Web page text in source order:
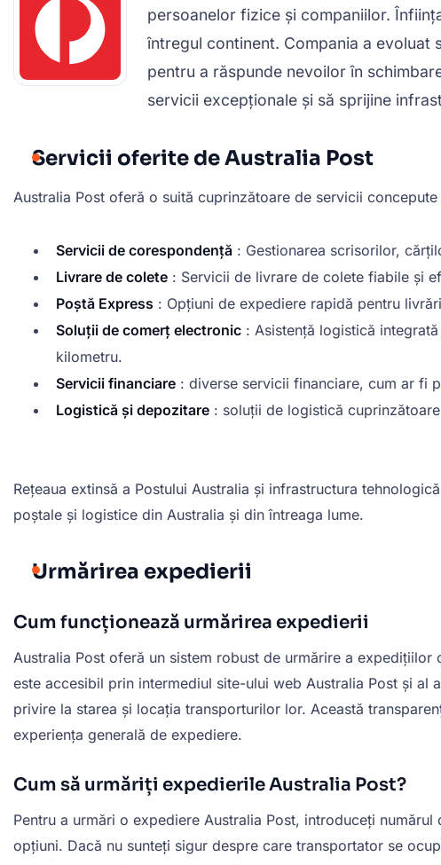
persoanelor fizice și companiilor.
întregul continent. Compania a
pentru a răspunde nevoilor în
servicii excepționale și să sprijine
Servicii oferite de Australia Post
Australia Post oferă o suită cuprinzătoare de servicii
Servicii de corespondență : Gestionarea scrisorilor,
Livrare de colete : Servicii de livrare de colete fiabile și
Poștă Express : Opțiuni de expediere rapidă pentru
Soluții de comerț electronic : Asistență logistică
kilometru.
Servicii financiare : diverse servicii financiare, cum ar fi
Logistică și depozitare : soluții de logistică
Rețeaua extinsă a Postului Australia și infrastructura
poștale și logistice din Australia și din întreaga lume.
Urmărirea expedierii
Cum funcționează urmărirea expedierii
Australia Post oferă un sistem robust de urmărire a
este accesibil prin intermediul site-ului web Australia Post și
privire la starea și locația transporturilor lor. Această
experiența generală de expediere.
Cum să urmăriți expedierile Australia Post?
Pentru a urmări o expediere Australia Post, introduceți
opțiuni. Dacă nu sunteți sigur despre care transportator se